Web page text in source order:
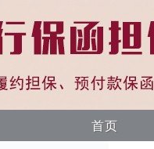
首页